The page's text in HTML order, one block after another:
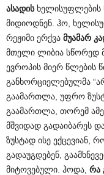
ასადისხელისუფლების
მიდიოდნენ. ჰო,
რეჟიმი ერქვა მუამარ
მთელი ლიბია სწორედ
ევროპის მიერ წლების
განხორციელებულმა
გაამართლა, უფრო
გაამართლა, თორემ
მშვიდად გადაიბარეს
ზუსტად ისე ექცევიან,
გადაუგდებენ,
მიტოვებული. ჰოდა, რა